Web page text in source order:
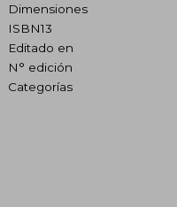
Dimensiones
ISBN13
Editado en
N° edición
Categorías